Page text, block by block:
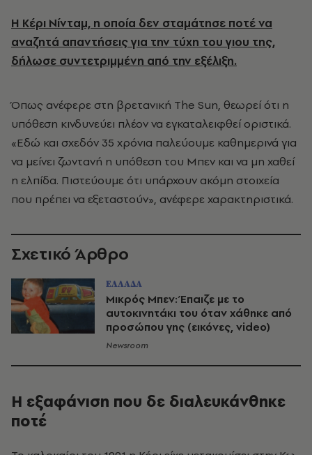
Η Κέρι Νίνταμ, η οποία δεν σταμάτησε ποτέ να
αναζητά απαντήσεις για την τύχη του γιου της,
δήλωσε συντετριμμένη από την εξέλιξη.
Όπως ανέφερε στη βρετανική The Sun, θεωρεί ότι η
υπόθεση κινδυνεύει πλέον να εγκαταλειφθεί οριστικά.
«Εδώ και σχεδόν 35 χρόνια παλεύουμε καθημερινά για
να μείνει ζωντανή η υπόθεση του Μπεν και να μη χαθεί
η ελπίδα. Πιστεύουμε ότι υπάρχουν ακόμη στοιχεία
που πρέπει να εξεταστούν», ανέφερε χαρακτηριστικά.
Σχετικό Άρθρο
ΕΛΛΑΔΑ
Μικρός Μπεν: Έπαιζε με το
αυτοκινητάκι του όταν χάθηκε από
προσώπου γης (εικόνες, video)
Newsroom
Η εξαφάνιση που δε διαλευκάνθηκε
ποτέ